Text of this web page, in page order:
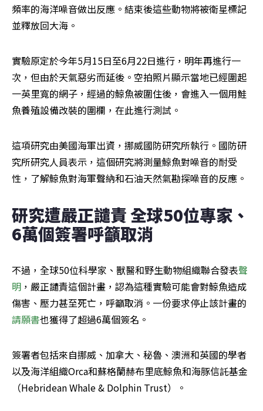
頻率的海洋噪音做出反應。結束後這些動物將被衛星標記
並釋放回大海。
實驗原定於今年5月15日至6月22日進行，明年再進行一
次，但由於天氣惡劣而延後。空拍照片顯示當地已經圍起
一英里寬的網子，經過的鯨魚被圍住後，會進入一個用鮭
魚養殖設備改裝的圍欄，在此進行測試。
這項研究由美國海軍出資，挪威國防研究所執行。國防研
究所研究人員表示，這個研究將測量鯨魚對噪音的耐受
性，了解鯨魚對海軍聲納和石油天然氣勘探噪音的反應。
研究遭嚴正譴責 全球50位專家、
6萬個簽署呼籲取消
不過，全球50位科學家、獸醫和野生動物組織聯合發表聲
明 ，嚴正譴責這個計畫，認為這種實驗可能會對鯨魚造成
傷害、壓力甚至死亡，呼籲取消。一份要求停止該計畫的
請願書也獲得了超過6萬個簽名。
簽署者包括來自挪威、加拿大、秘魯、澳洲和英國的學者
以及海洋組織Orca和蘇格蘭赫布里底鯨魚和海豚信託基金
（Hebridean Whale & Dolphin Trust）。